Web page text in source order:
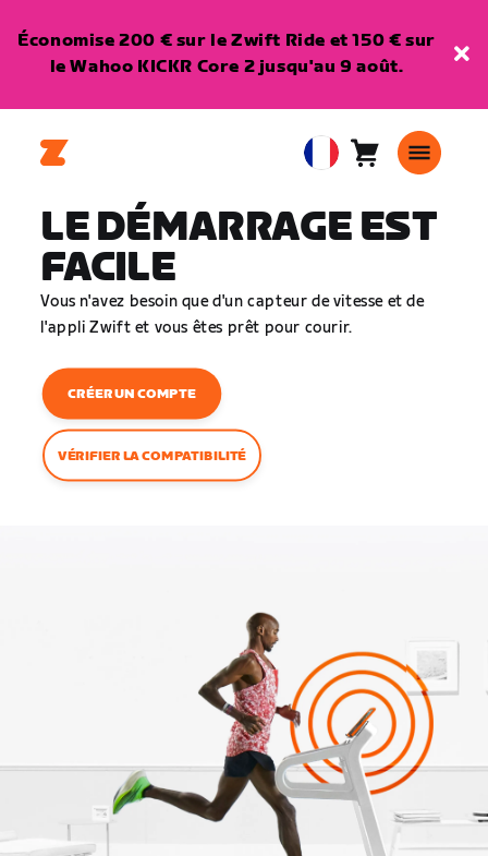
Économise 200 € sur le Zwift Ride et 150 € sur
le Wahoo KICKR Core 2 jusqu'au 9 août.
European
Français
Panier0
LE DÉMARRAGE EST
FACILE
Vous n'avez besoin que d'un capteur de vitesse et de
l'appli Zwift et vous êtes prêt pour courir.
CRÉER UN COMPTE
VÉRIFIER LA COMPATIBILITÉ